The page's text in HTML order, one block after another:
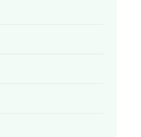
sự cống hiến cho công việc